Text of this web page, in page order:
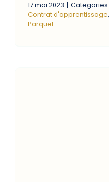
17 mai 2023 | Categories:
Contrat d'apprentissage,
Parquet